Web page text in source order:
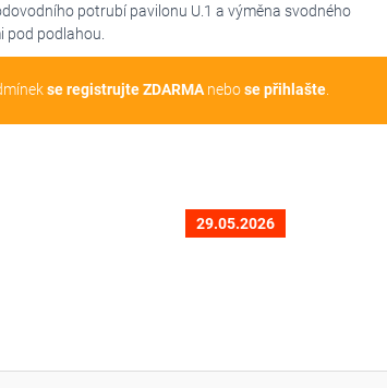
potrubí pavilonu U.1 a výměna svodného
pod podlahou.
se registrujte ZDARMAnebose přihlašte.
29.05.2026